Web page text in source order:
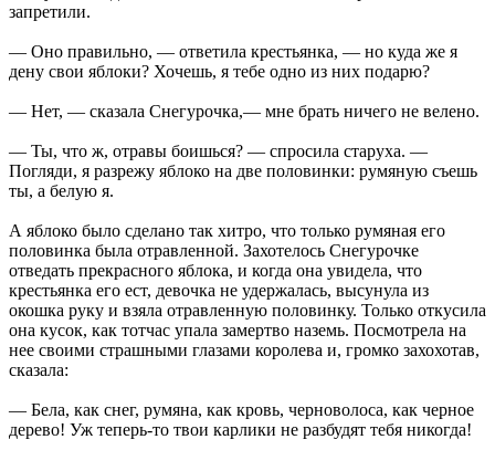
запретили.
— Оно правильно, — ответила крестьянка, — но куда же я
дену свои яблоки? Хочешь, я тебе одно из них подарю?
— Нет, — сказала Снегурочка,— мне брать ничего не велено.
— Ты, что ж, отравы боишься? — спросила старуха. —
Погляди, я разрежу яблоко на две половинки: румяную съешь
ты, а белую я.
А яблоко было сделано так хитро, что только румяная его
половинка была отравленной. Захотелось Снегурочке
отведать прекрасного яблока, и когда она увидела, что
крестьянка его ест, девочка не удержалась, высунула из
окошка руку и взяла отравленную половинку. Только откусила
она кусок, как тотчас упала замертво наземь. Посмотрела на
нее своими страшными глазами королева и, громко захохотав,
сказала:
— Бела, как снег, румяна, как кровь, черноволоса, как черное
дерево! Уж теперь-то твои карлики не разбудят тебя никогда!